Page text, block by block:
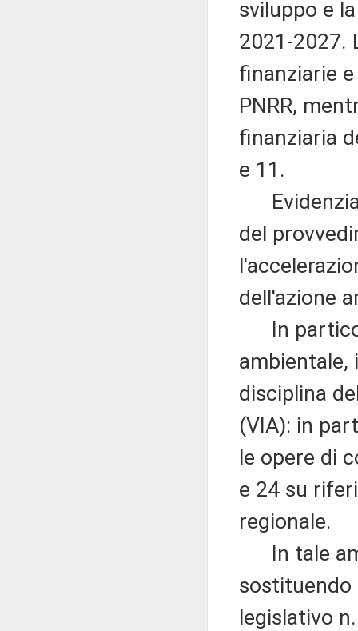
sviluppo e
2021-2027.
finanziarie
PNRR,
finanziaria
e 11.
del
dell'azione
In
ambientale,
disciplina
(VIA): in
le opere di
e 24 su
regionale.
In tale
sostituendo
legislativo